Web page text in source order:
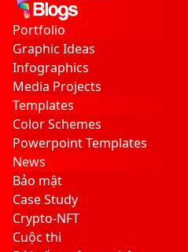
Play
skin
Portfolio
Graphic Ideas
Infographics
Media Projects
Templates
Color Schemes
Powerpoint Templates
News
Bảo mật
Case Study
Crypto-NFT
Cuộc thi